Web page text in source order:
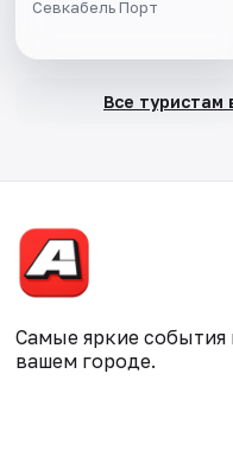
Севкабель Порт
Все туристам
Самые яркие события
вашем городе.